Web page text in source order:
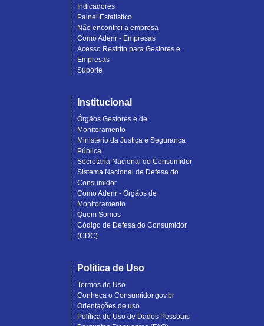
Indicadores
Painel Estatístico
Não encontrei a empresa
Como Aderir - Empresas
Acesso Restrito para Gestores e
Empresas
Suporte
Institucional
Órgãos Gestores e de
Monitoramento
Ministério da Justiça e Segurança
Pública
Secretaria Nacional do Consumidor
Sistema Nacional de Defesa do
Consumidor
Como Aderir - Órgãos de
Monitoramento
Quem Somos
Código de Defesa do Consumidor
(CDC)
Política de Uso
Termos de Uso
Conheça o Consumidor.gov.br
Orientações de uso
Política de Uso de Dados Pessoais